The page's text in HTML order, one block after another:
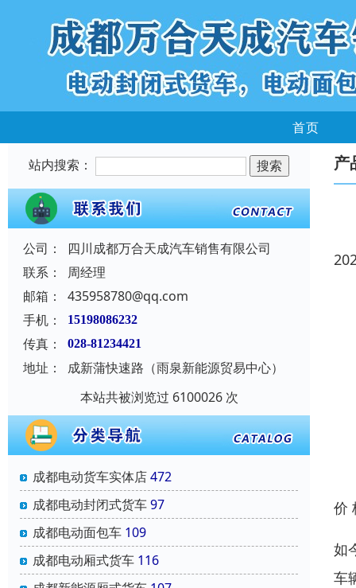
首页
站内搜索：
公司：
四川成都万合天成汽车销售有限公司
联系：
周经理
邮箱：
435958780@qq.com
手机：
15198086232
传真： 028-81234421
地址：
成新蒲快速路（雨泉新能源贸易中心）
本站共被浏览过 6100026 次
成都电动货车实体店472
成都电动封闭式货车97
成都电动面包车 109
成都电动厢式货车 116
产
价
如
车